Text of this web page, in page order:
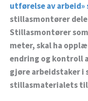
utførelse av
stillasmontører
Stillasmontører
meter, skal ha
endring og kontroll
gjøre arbeidstaker i
stillasmaterialets